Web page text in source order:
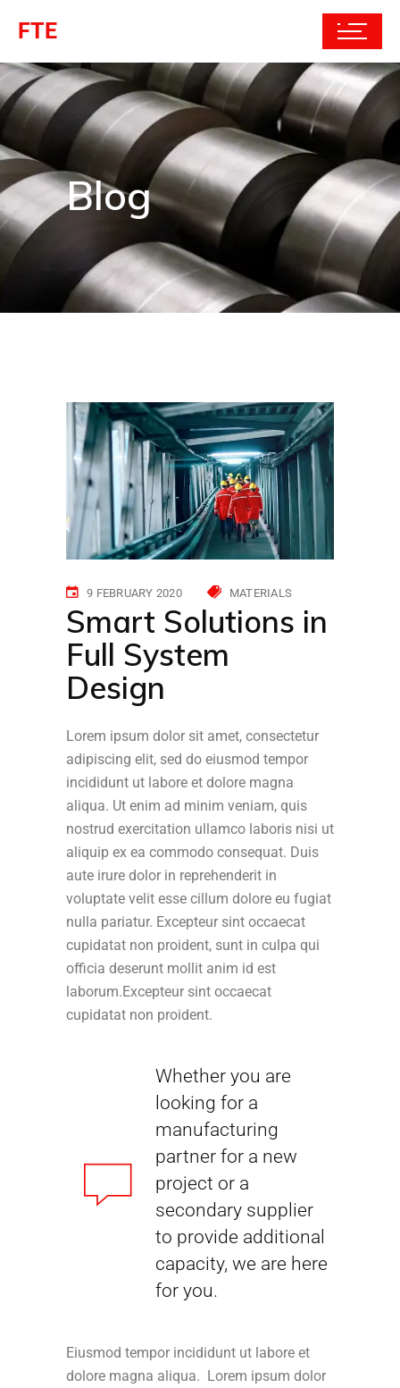
FTE
Blog
9 FEBRUARY 2020 MATERIALS
Smart Solutions in
Full System
Design
Lorem ipsum dolor sit amet, consectetur
adipiscing elit, sed do eiusmod tempor
incididunt ut labore et dolore magna
aliqua. Ut enim ad minim veniam, quis
nostrud exercitation ullamco laboris nisi ut
aliquip ex ea commodo consequat. Duis
aute irure dolor in reprehenderit in
voluptate velit esse cillum dolore eu fugiat
nulla pariatur. Excepteur sint occaecat
cupidatat non proident, sunt in culpa qui
officia deserunt mollit anim id est
laborum.Excepteur sint occaecat
cupidatat non proident.
Whether you are
looking for a
manufacturing
partner for a new
project or a
secondary supplier
to provide additional
capacity, we are here
for you.
Eiusmod tempor incididunt ut labore et
dolore magna aliqua. Lorem ipsum dolor